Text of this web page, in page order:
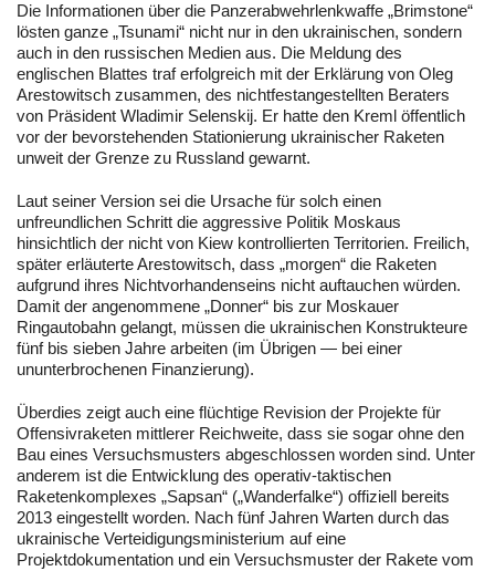
Die Informationen über die Panzerabwehrlenkwaffe „Brimstone“
lösten ganze „Tsunami“ nicht nur in den ukrainischen, sondern
auch in den russischen Medien aus. Die Meldung des
englischen Blattes traf erfolgreich mit der Erklärung von Oleg
Arestowitsch zusammen, des nichtfestangestellten Beraters
von Präsident Wladimir Selenskij. Er hatte den Kreml öffentlich
vor der bevorstehenden Stationierung ukrainischer Raketen
unweit der Grenze zu Russland gewarnt.
Laut seiner Version sei die Ursache für solch einen
unfreundlichen Schritt die aggressive Politik Moskaus
hinsichtlich der nicht von Kiew kontrollierten Territorien. Freilich,
später erläuterte Arestowitsch, dass „morgen“ die Raketen
aufgrund ihres Nichtvorhandenseins nicht auftauchen würden.
Damit der angenommene „Donner“ bis zur Moskauer
Ringautobahn gelangt, müssen die ukrainischen Konstrukteure
fünf bis sieben Jahre arbeiten (im Übrigen — bei einer
ununterbrochenen Finanzierung).
Überdies zeigt auch eine flüchtige Revision der Projekte für
Offensivraketen mittlerer Reichweite, dass sie sogar ohne den
Bau eines Versuchsmusters abgeschlossen worden sind. Unter
anderem ist die Entwicklung des operativ-taktischen
Raketenkomplexes „Sapsan“ („Wanderfalke“) offiziell bereits
2013 eingestellt worden. Nach fünf Jahren Warten durch das
ukrainische Verteidigungsministerium auf eine
Projektdokumentation und ein Versuchsmuster der Rakete vom